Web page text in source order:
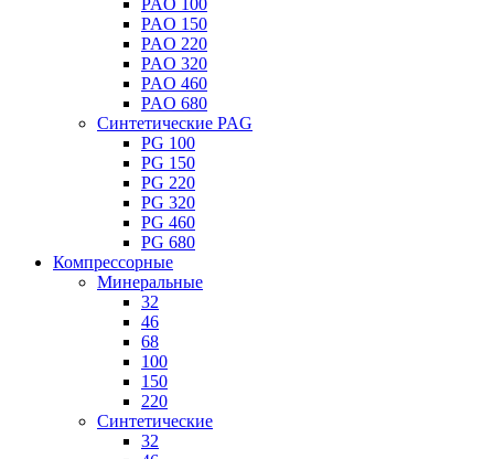
PAO 100
PAO 150
PAO 220
PAO 320
PAO 460
PAO 680
Синтетические PAG
PG 100
PG 150
PG 220
PG 320
PG 460
PG 680
Компрессорные
Минеральные
32
46
68
100
150
220
Синтетические
32